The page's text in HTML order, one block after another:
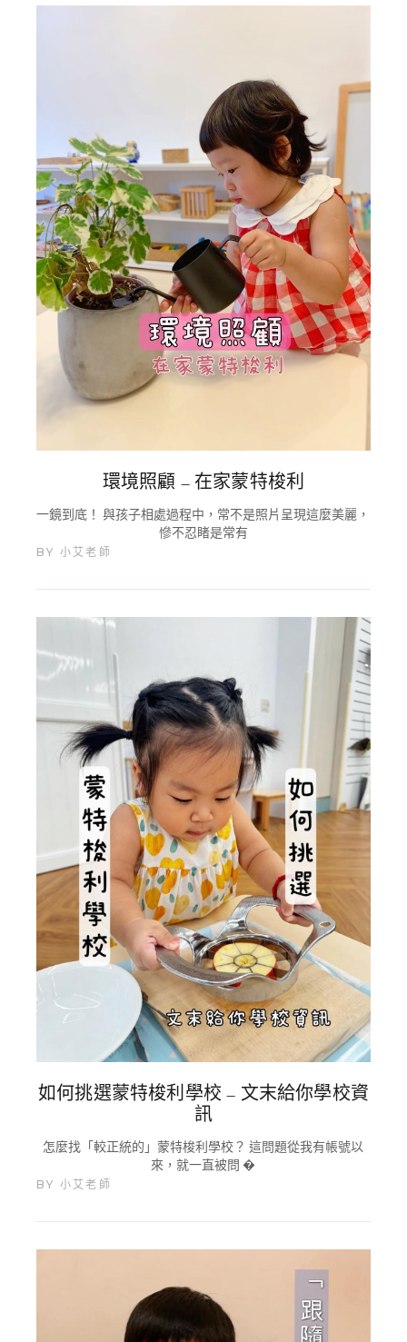
環境照顧 – 在家蒙特梭利
一鏡到底！ 與孩子相處過程中，常不是照片呈現這麼美麗，
慘不忍睹是常有
BY 小艾老師
如何挑選蒙特梭利學校 – 文末給你學校資
訊
怎麼找「較正統的」蒙特梭利學校？ 這問題從我有帳號以
來，就一直被問 �
BY 小艾老師